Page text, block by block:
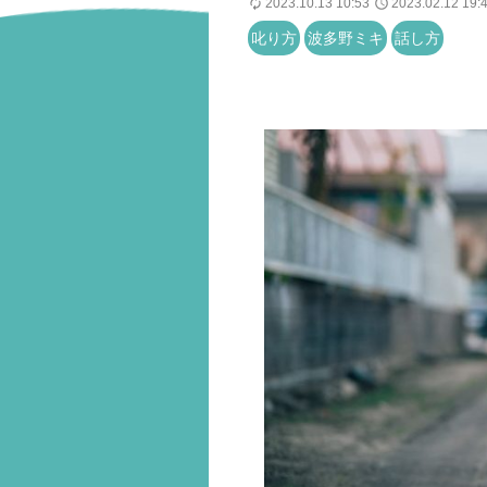
2023.10.13 10:53 2023.02.12
叱り方 波多野ミキ 話し方